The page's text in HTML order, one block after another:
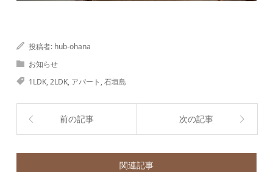
投稿者: hub-ohana
お知らせ
1LDK,2LDK, アパート ,石垣島
前の記事 次の記事
関連記事